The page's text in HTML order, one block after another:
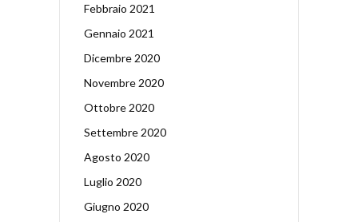
Febbraio 2021
Gennaio 2021
Dicembre 2020
Novembre 2020
Ottobre 2020
Settembre 2020
Agosto 2020
Luglio 2020
Giugno 2020